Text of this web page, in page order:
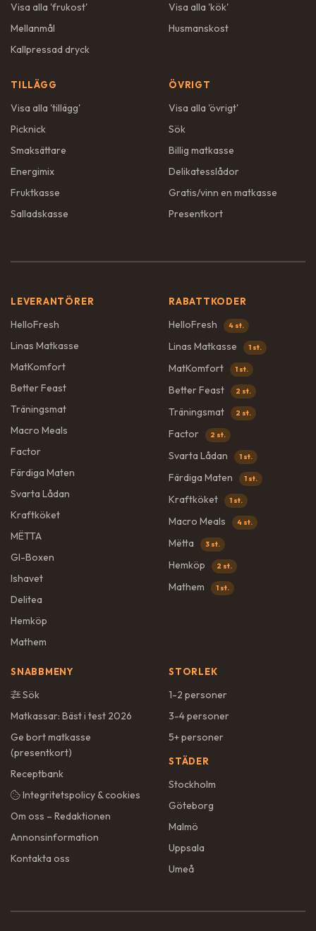
Visa alla 'frukost'
Mellanmål
Kallpressad dryck
Visa alla 'kök'
Husmanskost
TILLÄGG
Visa alla 'tillägg'
Picknick
Smaksättare
Energimix
Fruktkasse
Salladskasse
ÖVRIGT
Visa alla 'övrigt'
Sök
Billig matkasse
Delikatesslådor
Gratis/vinn en matkasse
Presentkort
LEVERANTÖRER
HelloFresh
Linas Matkasse
MatKomfort
Better Feast
Träningsmat
Macro Meals
Factor
Färdiga Maten
Svarta Lådan
Kraftköket
MËTTA
GI-Boxen
Ishavet
Delitea
Hemköp
Mathem
RABATTKODER
HelloFresh 4 st.
Linas Matkasse 1 st.
MatKomfort 1 st.
Better Feast 2 st.
Träningsmat 2 st.
Factor 2 st.
Svarta Lådan 1 st.
Färdiga Maten 1 st.
Kraftköket 1 st.
Macro Meals 4 st.
Mëtta 3 st.
Hemköp 2 st.
Mathem 1 st.
SNABBMENY
Sök
Matkassar: Bäst i test 2026
Ge bort matkasse
(presentkort)
Receptbank
Integritetspolicy & cookies
Om oss – Redaktionen
Annonsinformation
Kontakta oss
STORLEK
1-2 personer
3-4 personer
5+ personer
STÄDER
Stockholm
Göteborg
Malmö
Uppsala
Umeå